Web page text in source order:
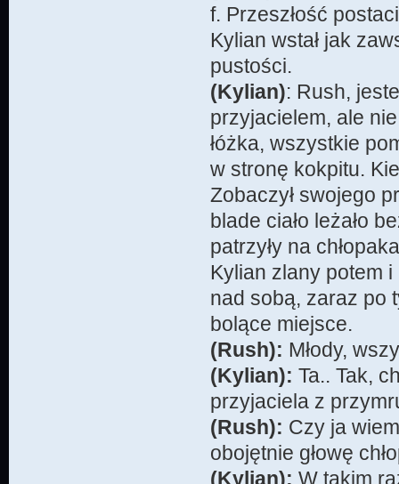
f. Przeszłość
Kylian wstał jak
pustości.
(Kylian): Rush,
przyjacielem, ale
łóżka, wszystkie
w stronę kokpitu.
Zobaczył swojego
blade ciało leżało
patrzyły na
Kylian zlany potem i
nad sobą, zaraz po
bolące miejsce.
(Rush): Młody,
(Kylian): Ta.. Tak,
przyjaciela z
(Rush): Czy ja
obojętnie głowę
(Kylian): W takim